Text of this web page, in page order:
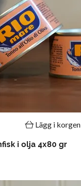
Lägg i korgen
i olja 4x80 gr